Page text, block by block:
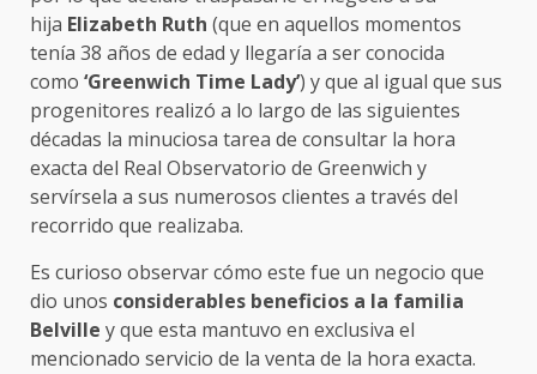
hija Elizabeth Ruth (que en aquellos momentos
tenía 38 años de edad y llegaría a ser conocida
como ‘Greenwich Time Lady’) y que al igual que sus
progenitores realizó a lo largo de las siguientes
décadas la minuciosa tarea de consultar la hora
exacta del Real Observatorio de Greenwich y
servírsela a sus numerosos clientes a través del
recorrido que realizaba.
Es curioso observar cómo este fue un negocio que
dio unos considerables beneficios a la familia
Belville y que esta mantuvo en exclusiva el
mencionado servicio de la venta de la hora exacta.